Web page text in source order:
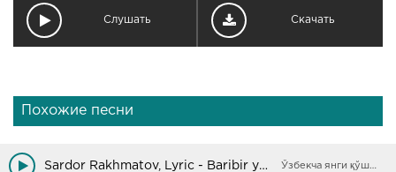
Слушать Скачать
Похожие песни
Sardor Rakhmatov, Lyric - Baribir yurakdasan Ўзбекча янги қўшиқлар